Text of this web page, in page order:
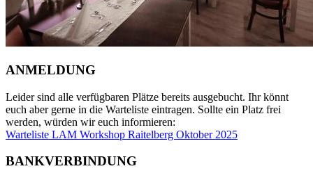
ANMELDUNG
Leider sind alle verfügbaren Plätze bereits ausgebucht. Ihr könnt
euch aber gerne in die Warteliste eintragen. Sollte ein Platz frei
werden, würden wir euch informieren:
Warteliste LAM Workshop Raitelberg Oktober 2025
BANKVERBINDUNG